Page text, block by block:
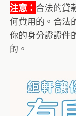
注意： 合法的貸
何費用的。合法
你的身分證證件
的。